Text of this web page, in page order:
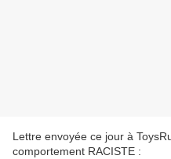
Lettre envoyée ce jour à
comportement RACISTE :